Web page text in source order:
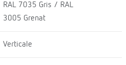
RAL 7035 Gris / RAL
3005 Grenat
Verticale